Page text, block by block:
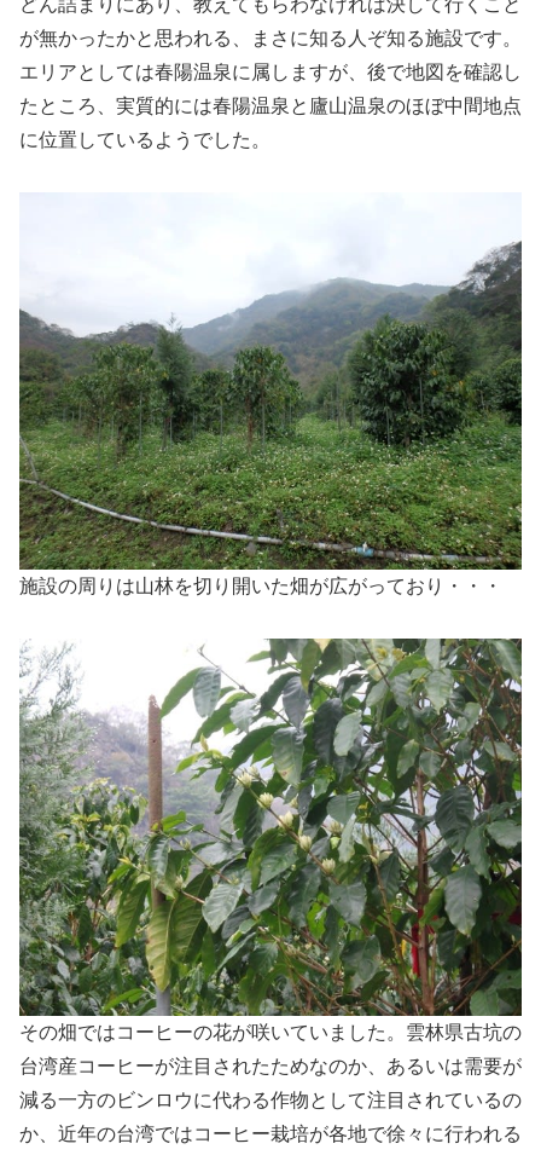
どん詰まりにあり、教えてもらわなければ決して行くこと
が無かったかと思われる、まさに知る人ぞ知る施設です。
エリアとしては春陽温泉に属しますが、後で地図を確認し
たところ、実質的には春陽温泉と廬山温泉のほぼ中間地点
に位置しているようでした。
施設の周りは山林を切り開いた畑が広がっており・・・
その畑ではコーヒーの花が咲いていました。雲林県古坑の
台湾産コーヒーが注目されたためなのか、あるいは需要が
減る一方のビンロウに代わる作物として注目されているの
か、近年の台湾ではコーヒー栽培が各地で徐々に行われる